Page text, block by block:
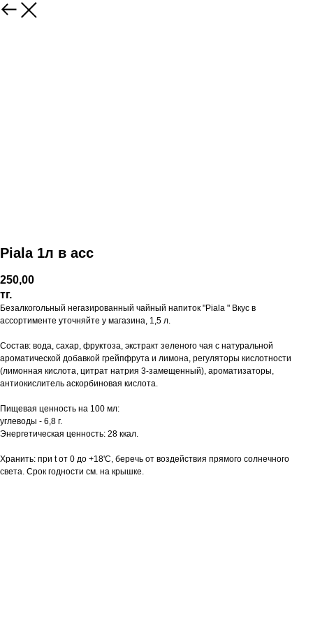
Piala 1л в асс
250,00
тг.
Безалкогольный негазированный чайный напиток "Piala " Вкус в
ассортименте уточняйте у магазина, 1,5 л.
Состав: вода, сахар, фруктоза, экстракт зеленого чая с натуральной
ароматической добавкой грейпфрута и лимона, регуляторы кислотности
(лимонная кислота, цитрат натрия 3-замещенный), ароматизаторы,
антиокислитель аскорбиновая кислота.
Пищевая ценность на 100 мл:
углеводы - 6,8 г.
Энергетическая ценность: 28 ккал.
Хранить: при t от 0 до +18'С, беречь от воздействия прямого солнечного
света. Срок годности см. на крышке.